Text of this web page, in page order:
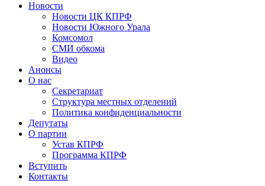
Новости
Новости ЦК КПРФ
Новости Южного Урала
Комсомол
СМИ обкома
Видео
Анонсы
О нас
Секретариат
Структура местных отделений
Политика конфиденциальности
Депутаты
О партии
Устав КПРФ
Программа КПРФ
Вступить
Контакты